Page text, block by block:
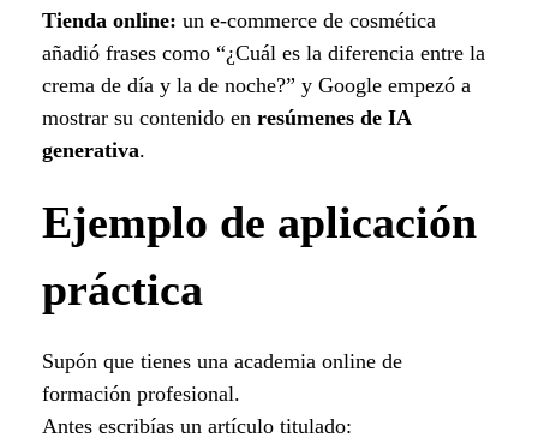
Tienda online: un e-commerce de cosmética
añadió frases como “¿Cuál es la diferencia entre la
crema de día y la de noche?” y Google empezó a
mostrar su contenido en resúmenes de IA
generativa.
Ejemplo de aplicación
práctica
Supón que tienes una academia online de
formación profesional.
Antes escribías un artículo titulado: